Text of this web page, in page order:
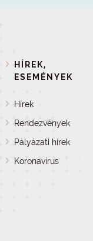
HÍREK,
ESEMÉNYEK
Hírek
Rendezvények
Pályázati hírek
Koronavírus